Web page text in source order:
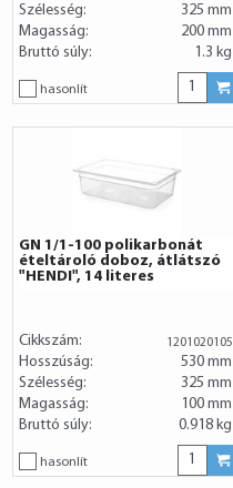
Szélesség:
325 mm
Magasság:
200 mm
Bruttó súly:
1.3 kg
hasonlít
GN 1/1-100 polikarbonát
ételtároló doboz, átlátszó
"HENDI", 14 literes
Cikkszám: 1201020105
Hosszúság:
530 mm
Szélesség:
325 mm
Magasság:
100 mm
Bruttó súly:
0.918 kg
hasonlít